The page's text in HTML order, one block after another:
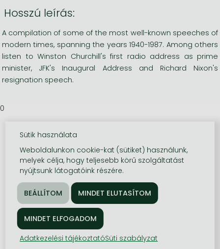
Hosszú leírás:
A compilation of some of the most well-known speeches of
modern times, spanning the years 1940-1987. Among others
listen to Winston Churchill's first radio address as prime
minister, JFK's Inaugural Address and Richard Nixon's
resignation speech.
0
Sütik használata
Weboldalunkon cookie-kat (sütiket) használunk,
melyek célja, hogy teljesebb körű szolgáltatást
nyújtsunk látogatóink részére.
Adatkezelési tájékoztatóSüti szabályzat